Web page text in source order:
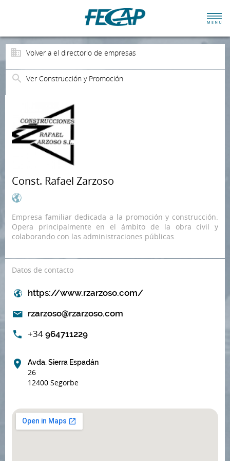
Volver a el directorio de empresas
Ver Construcción y Promoción
Const. Rafael Zarzoso
Empresa familiar dedicada a la promoción y construcción.
Opera principalmente en el ámbito de la obra civil y
colaborando con las administraciones públicas.
Datos de contacto
https://www.rzarzoso.com/
rzarzoso@rzarzoso.com
+34 964711229
Avda. Sierra Espadán
26
12400 Segorbe